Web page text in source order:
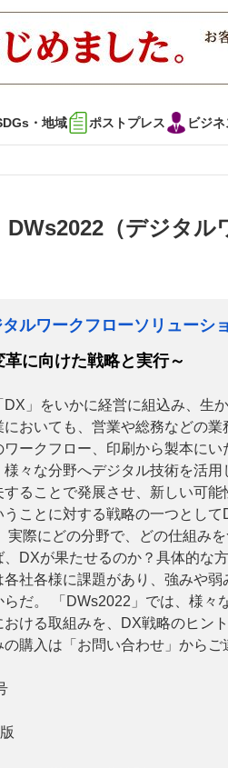
・地域 ポストプレス ビジネ
なビジネス・多彩な商材～
合わせ
（デジタル
ルワークフローソリューシ
革に向けた戦略と実行～
DX」をいかに経営に組込み、生
においても、営業や総務などの業
ークフロー、印刷から製本にい
々な分野へデジタル技術を活用
することで発展させ、新しい可能
うことに対する戦略の一つとし
実際にどの分野で、どの仕組み
、DXが果たせるのか？具体的な
各社各様に課題があり、強みや
だ。 「DWs2022」では、様々
ける取組みを、DX戦略のヒン
の購入は「お問い合わせ」からご